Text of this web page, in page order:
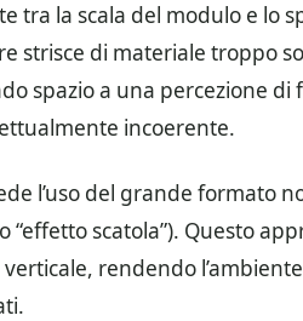
la scala del modulo e lo
strisce di materiale troppo
spazio a una percezione
incoerente.
l’uso del grande formato
scatola”). Questo
rendendo